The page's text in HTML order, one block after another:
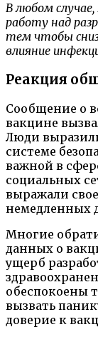
В любом
работу над
тем чтобы
влияние
Реакция
Сообщение о
вакцине
Люди
системе
важной в
социальных
выражали
немедленных
Многие
данных о
ущерб
обеспокоены
вызвать
доверие к